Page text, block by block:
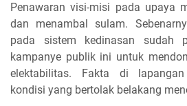
Penawaran visi-misi pada upaya
dan menambal sulam.
pada sistem kedinasan sudah
kampanye publik ini untuk
elektabilitas. Fakta di
kondisi yang bertolak belakang